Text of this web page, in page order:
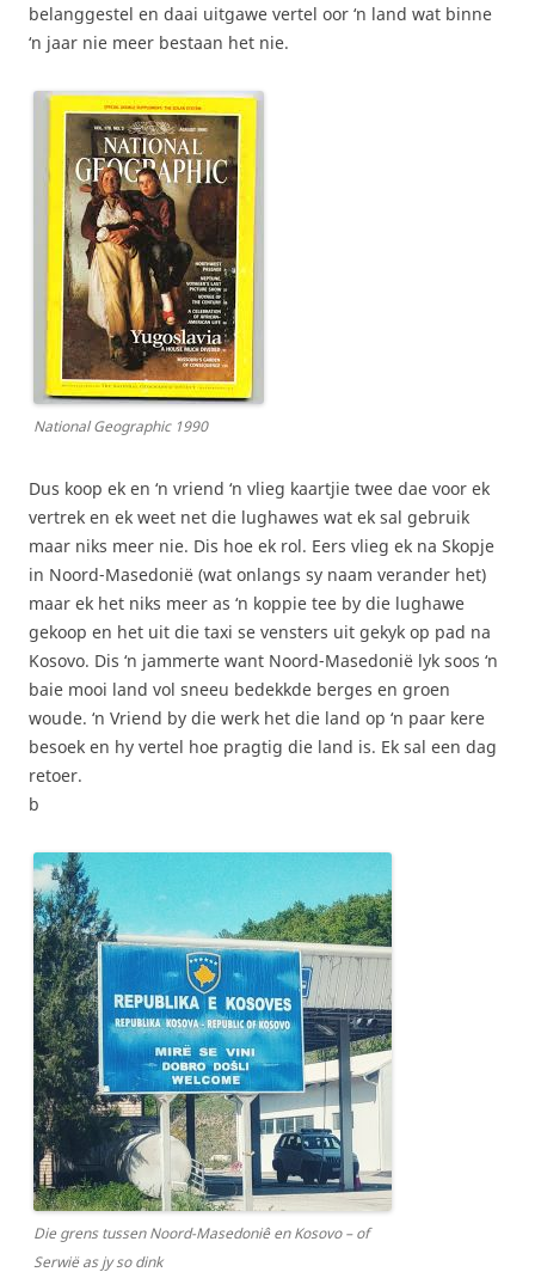
belanggestel en daai uitgawe vertel oor ‘n land wat binne
‘n jaar nie meer bestaan het nie.
National Geographic 1990
Dus koop ek en ‘n vriend ‘n vlieg kaartjie twee dae voor ek
vertrek en ek weet net die lughawes wat ek sal gebruik
maar niks meer nie. Dis hoe ek rol. Eers vlieg ek na Skopje
in Noord-Masedonië (wat onlangs sy naam verander het)
maar ek het niks meer as ‘n koppie tee by die lughawe
gekoop en het uit die taxi se vensters uit gekyk op pad na
Kosovo. Dis ‘n jammerte want Noord-Masedonië lyk soos ‘n
baie mooi land vol sneeu bedekkde berges en groen
woude. ‘n Vriend by die werk het die land op ‘n paar kere
besoek en hy vertel hoe pragtig die land is. Ek sal een dag
retoer.
b
Die grens tussen Noord-Masedoniê en Kosovo – of
Serwië as jy so dink